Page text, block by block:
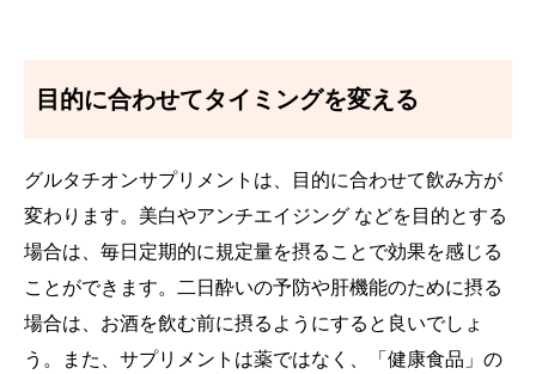
目的に合わせてタイミングを変える
グルタチオンサプリメントは、目的に合わせて飲み方が
変わります。美白やアンチエイジング などを目的とする
場合は、毎日定期的に規定量を摂ることで効果を感じる
ことができます。二日酔いの予防や肝機能のために摂る
場合は、お酒を飲む前に摂るようにすると良いでしょ
う。また、サプリメントは薬ではなく、「健康食品」の